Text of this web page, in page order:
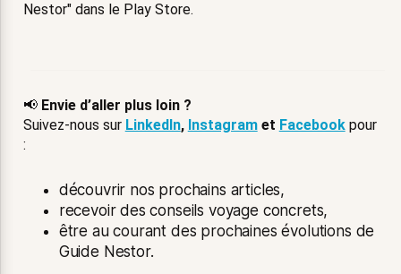
Nestor" dans le Play Store.
📢 Envie d’aller plus loin ?
Suivez-nous sur LinkedIn, Instagramet Facebookpour
:
découvrir nos prochains articles,
recevoir des conseils voyage concrets,
être au courant des prochaines évolutions de
Guide Nestor.